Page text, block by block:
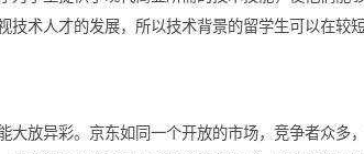
中扮演着越来越重要的角色。计算机科学、
些程序为学生提供了现代商业所需的技术技
终重视技术人才的发展，所以技术背景的留学